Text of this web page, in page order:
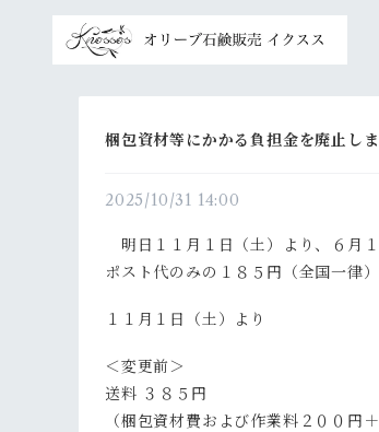
梱包資材等にかかる負担金を廃止し
2025/10/31 14:00
明日１１月１日（土）より、６月
ポスト代のみの１８５円（全国一律
１１月１日（土）より
＜変更前＞
送料 ３８５円
（梱包資材費および作業料２